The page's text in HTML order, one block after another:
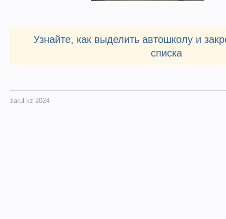
Узнайте, как выделить автошколу и
списка
zarul.kz 2024